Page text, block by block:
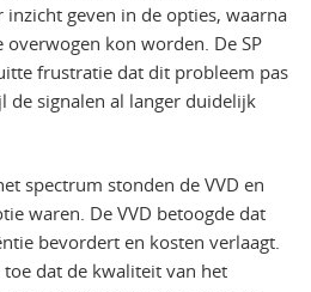
geven in de opties, waarna
kon worden. De SP
frustratie dat dit probleem pas
de signalen al langer duidelijk
spectrum stonden de VVD en
waren. De VVD betoogde dat
bevordert en kosten verlaagt.
toe dat de kwaliteit van het